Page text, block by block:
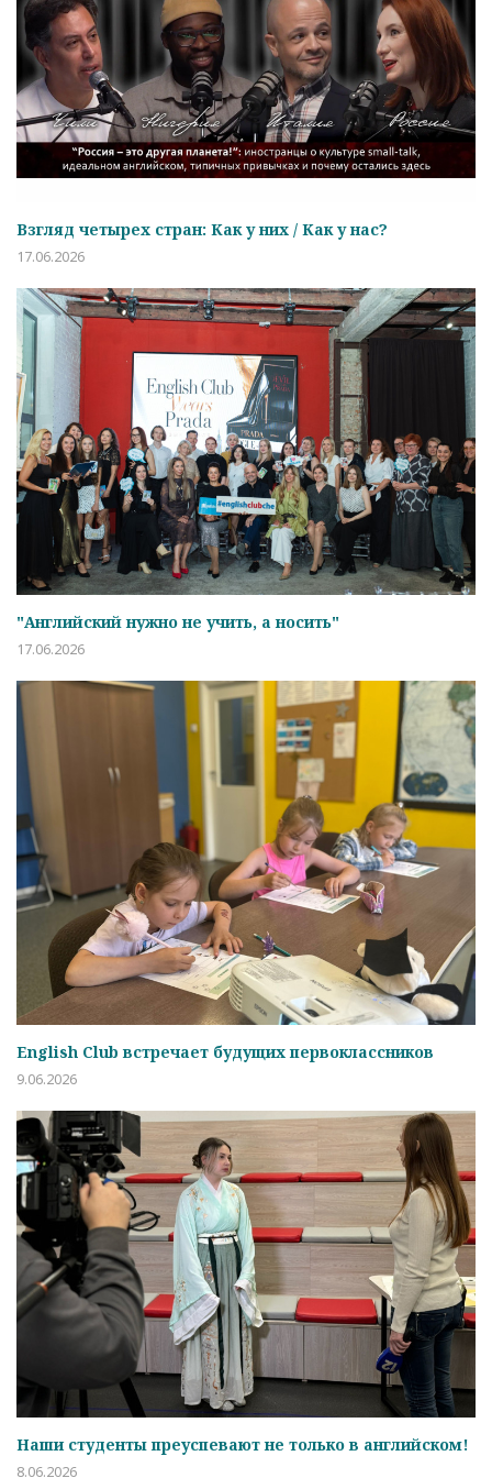
Взгляд четырех стран: Как у них / Как у нас?
17.06.2026
"Английский нужно не учить, а носить"
17.06.2026
English Club встречает будущих первоклассников
9.06.2026
Наши студенты преуспевают не только в английском!
8.06.2026